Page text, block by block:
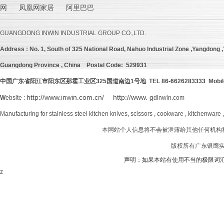
网 凤凰网家居 阿里巴巴
GUANGDONG INWIN INDUSTRIAL GROUP CO.,LTD.
Address : No. 1, South of 325 National Road, Nahuo Industrial Zone ,Yangdong
Guangdong Province , China Postal Code: 529931
中国广东省阳江市阳东区那霍工业区325国道南边1号地 TEL 86-6626283333
Website : http://www.inwin.com.cn/ http://www. gdinwin.com
Manufacturing for stainless steel kitchen knives, scissors , cookware ,
本网站个人信息将不会被泄露给其他任何机
版权所有广东银鹰
声明：如果本站有使用不当的极限词
z